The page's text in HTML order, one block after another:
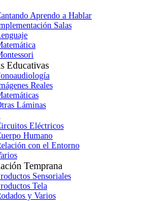
Aprendo a Hablar
Salas
Educativas
Reales
Láminas
Eléctricos
Humano
con el Entorno
Temprana
Sensoriales
Tela
y Varios